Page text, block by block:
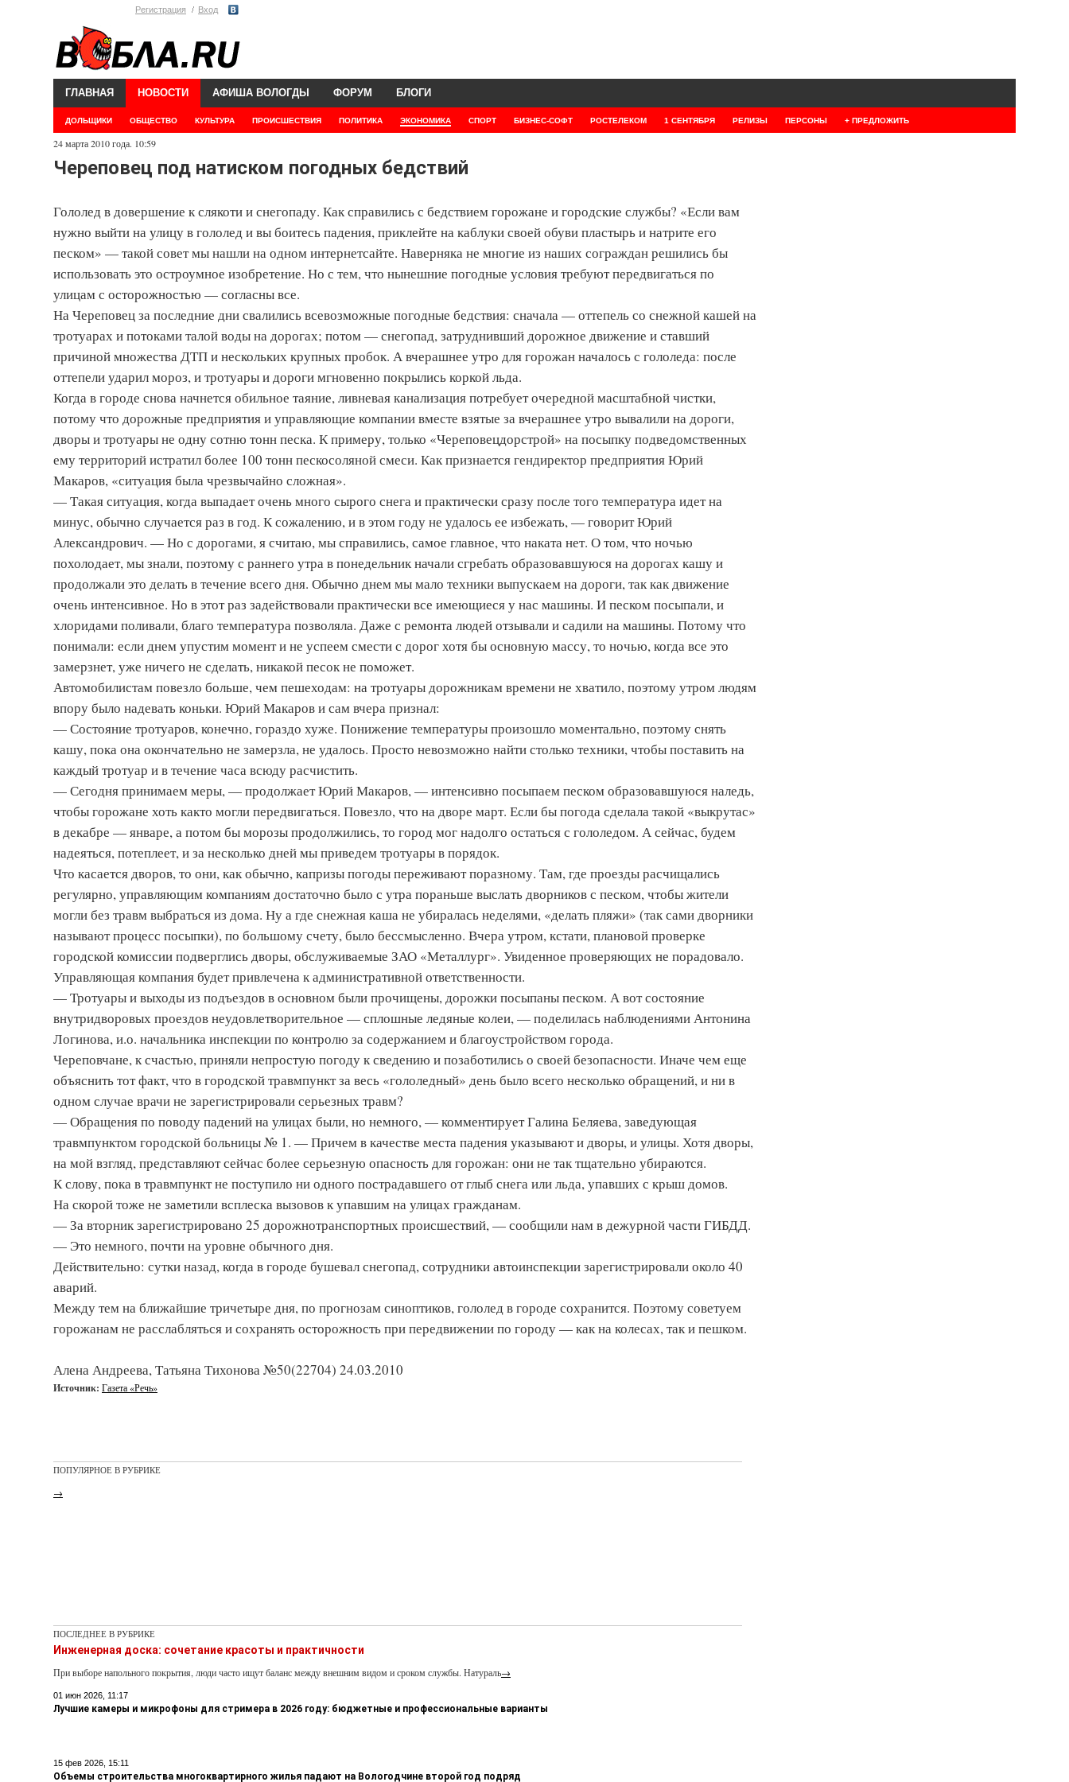
Регистрация Вход
ГЛАВНАЯ НОВОСТИ
ДОЛЬЩИКИ ОБЩЕСТВО КУЛЬТУРА ПРОИСШЕСТВИЯ ПОЛИТИКА ЭКОНОМИКА СПОРТ БИЗНЕС-СОФТ РОСТЕЛЕКОМ 1 СЕНТЯБРЯ РЕЛИЗЫ ПЕРСОНЫ + ПРЕДЛОЖИТЬ
АФИША ВОЛОГДЫ ФОРУМ БЛОГИ
24 марта 2010 года. 10:59
Череповец под натиском погодных бедствий
Гололед в довершение к слякоти и снегопаду. Как справились с бедствием горожане и городские службы? «Если вам
нужно выйти на улицу в гололед и вы боитесь падения, приклейте на каблуки своей обуви пластырь и натрите его
песком» — такой совет мы нашли на одном интернет­сайте. Наверняка не многие из наших сограждан решились бы
использовать это остроумное изобретение. Но с тем, что нынешние погодные условия требуют передвигаться по
улицам с осторожностью — согласны все.
На Череповец за последние дни свалились всевозможные погодные бедствия: сначала — оттепель со снежной кашей на
тротуарах и потоками талой воды на дорогах; потом — снегопад, затруднивший дорожное движение и ставший
причиной множества ДТП и нескольких крупных пробок. А вчерашнее утро для горожан началось с гололеда: после
оттепели ударил мороз, и тротуары и дороги мгновенно покрылись коркой льда.
Когда в городе снова начнется обильное таяние, ливневая канализация потребует очередной мас­штабной чистки,
потому что дорожные предприятия и управляющие компании вместе взятые за вчерашнее утро вывалили на дороги,
дворы и тротуары не одну сотню тонн песка. К примеру, только «Череповецдорстрой» на посыпку подведомственных
ему территорий истратил более 100 тонн песко­соляной смеси. Как признается гендиректор предприятия Юрий
Макаров, «ситуация была чрезвычайно сложная».
— Такая ситуация, когда выпадает очень много сырого снега и практически сразу после того температура идет на
минус, обычно случается раз в год. К сожалению, и в этом году не удалось ее избежать, — говорит Юрий
Александрович. — Но с дорогами, я считаю, мы справились, самое главное, что наката нет. О том, что ночью
похолодает, мы знали, поэтому с раннего утра в понедельник начали сгребать образовавшуюся на дорогах кашу и
продолжали это делать в течение всего дня. Обычно днем мы мало техники выпускаем на дороги, так как движение
очень интенсивное. Но в этот раз задействовали практически все имеющиеся у нас машины. И песком посыпали, и
хлоридами поливали, благо температура позволяла. Даже с ремонта людей отзывали и садили на машины. Потому что
понимали: если днем упустим момент и не успеем смести с дорог хотя бы основную массу, то ночью, когда все это
замерзнет, уже ничего не сделать, никакой песок не поможет.
Автомобилистам повезло больше, чем пешеходам: на тротуары дорожникам времени не хватило, поэтому утром людям
впору было надевать коньки. Юрий Макаров и сам вчера признал:
— Состояние тротуаров, конечно, гораздо хуже. Понижение температуры произошло моментально, поэтому снять
кашу, пока она окончательно не замерзла, не удалось. Просто невозможно найти столько техники, чтобы поставить на
каждый тротуар и в течение часа всюду расчистить.
— Сегодня принимаем меры, — продолжает Юрий Макаров, — интенсивно посыпаем песком образовавшуюся наледь,
чтобы горожане хоть как­то могли передвигаться. Повезло, что на дворе март. Если бы погода сделала такой «выкрутас»
в декабре — январе, а потом бы морозы продолжились, то город мог надолго остаться с гололедом. А сейчас, будем
надеяться, потеплеет, и за несколько дней мы приведем тротуары в порядок.
Что касается дворов, то они, как обычно, капризы погоды переживают по­разному. Там, где проезды расчищались
регулярно, управля­ющим компаниям достаточно было с утра пораньше выслать дворников с песком, чтобы жители
могли без травм выбраться из дома. Ну а где снежная каша не убиралась неделями, «делать пляжи» (так сами дворники
называют процесс посыпки), по большому счету, было бессмысленно. Вчера утром, кстати, плановой проверке
городской комиссии подверглись дворы, обслуживаемые ЗАО «Металлург». Увиденное проверяющих не порадовало.
Управляющая компания будет привлечена к административной ответственности.
— Тротуары и выходы из подъездов в основном были прочищены, дорожки посыпаны песком. А вот состояние
внутридворовых проездов неудовлетворительное — сплошные ледяные колеи, — поделилась наблюдениями Антонина
Логинова, и.о. начальника инспекции по контролю за содержанием и благоустройством города.
Череповчане, к счастью, приняли непростую погоду к сведению и позаботились о своей безопасности. Иначе чем еще
объяснить тот факт, что в городской травмпункт за весь «гололедный» день было всего несколько обращений, и ни в
одном случае врачи не зарегистрировали серьезных травм?
— Обращения по поводу падений на улицах были, но немного, — комментирует Галина Беляева, заведующая
травмпунктом город­ской больницы № 1. — Причем в качестве места падения указывают и дворы, и улицы. Хотя дворы,
на мой взгляд, представляют сейчас более серьезную опасность для горожан: они не так тщательно убираются.
К слову, пока в травмпункт не поступило ни одного пострадавшего от глыб снега или льда, упавших с крыш домов.
На скорой тоже не заметили всплеска вызовов к упавшим на улицах гражданам.
— За вторник зарегистрировано 25 дорожно­транспортных происше­ствий, — сообщили нам в дежурной части ГИБДД.
— Это немного, почти на уровне обычного дня.
Действительно: сутки назад, когда в городе бушевал снегопад, сотрудники автоинспекции зарегистрировали около 40
аварий.
Между тем на ближайшие три­четыре дня, по прогнозам синоптиков, гололед в городе сохранится. По­этому советуем
горожанам не расслабляться и сохранять осторожность при передвижении по городу — как на колесах, так и пешком.
Алена Андреева, Татьяна Тихонова №50(22704) 24.03.2010
Источник: Газета «Речь»
ПОПУЛЯРНОЕ В РУБРИКЕ
→
ПОСЛЕДНЕЕ В РУБРИКЕ
Инженерная доска: сочетание красоты и практичности
При выборе напольного покрытия, люди часто ищут баланс между внешним видом и сроком службы. Натураль→
01 июн 2026, 11:17
Лучшие камеры и микрофоны для стримера в 2026 году: бюджетные и профессиональные варианты
15 фев 2026, 15:11
Объемы строительства многоквартирного жилья падают на Вологодчине второй год подряд